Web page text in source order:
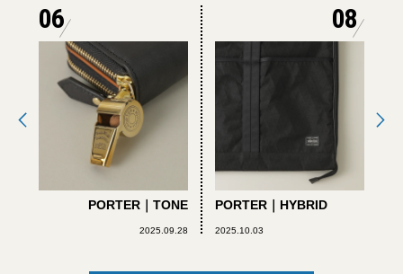
06
PORTER｜TONE
2025.09.28
08
PORTER｜HYBRID
2025.10.03